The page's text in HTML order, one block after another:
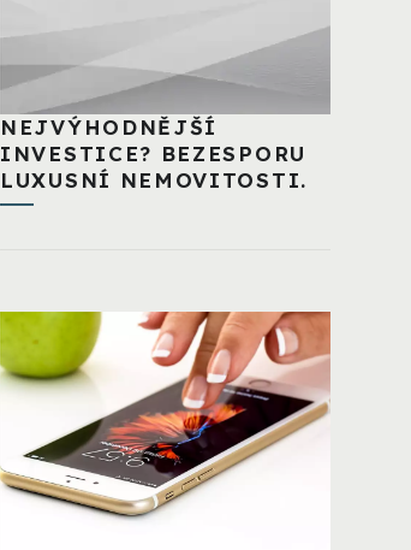
NEJVÝHODNĚJŠÍ
INVESTICE? BEZESPORU
LUXUSNÍ NEMOVITOSTI.